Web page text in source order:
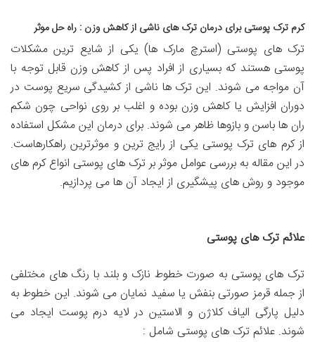
کرم ترک پوستی برای درمان ترک های ناشی از کاهش وزن : راه حل موثر
ترک های پوستی (استرچ مارک ها) یکی از شایع ترین مشکلات
پوستی هستند که بسیاری از افراد پس از کاهش وزن قابل توجه با
آن مواجه می شوند. این ترک ها ناشی از کشیدگی سریع پوست در
دوران افزایش یا کاهش وزن بوده و اغلب بر روی نواحی چون شکم
ران ها باسن و بازوها ظاهر می شوند. برای درمان این مشکل استفاده
از کرم های ترک پوستی یکی از رایج ترین و موثرترین راهکارهاست.
در این مقاله به بررسی عوامل موثر بر ترک های پوستی انواع کرم های
موجود و روش های پیشگیری از ایجاد آن ها می پردازیم.
علائم ترک های پوستی
ترک های پوستی به صورت خطوط نازک و بلند با رنگ های مختلفی
از جمله قرمز صورتی بنفش یا سفید نمایان می شوند. این خطوط به
دلیل پارگی الیاف کلاژن و الاستین در لایه درم پوست ایجاد می
شوند. علائم ترک های پوستی شامل :